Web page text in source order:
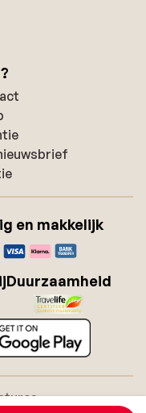
en makkelijk
Duurzaamheid